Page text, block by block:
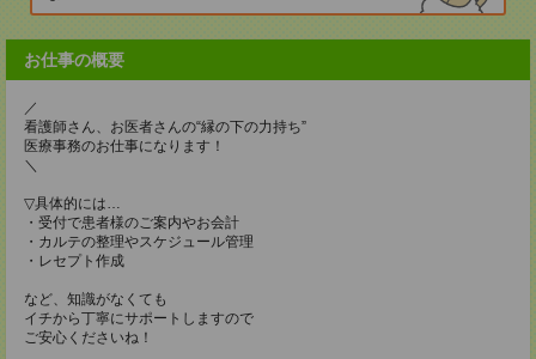
お仕事の概要
／
看護師さん、お医者さんの“縁の下の力持ち”
医療事務のお仕事になります！
＼
▽具体的には…
・受付で患者様のご案内やお会計
・カルテの整理やスケジュール管理
・レセプト作成
など、知識がなくても
イチから丁寧にサポートしますので
ご安心くださいね！